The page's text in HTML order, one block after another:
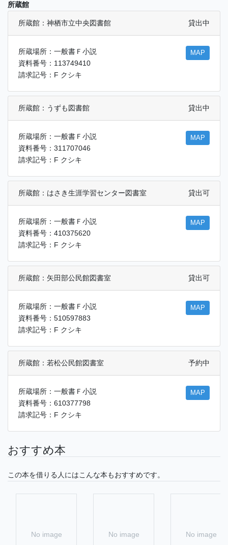
所蔵館
所蔵館：神栖市立中央図書館 貸出中
所蔵場所：一般書Ｆ小説
資料番号：113749410
請求記号：F クシキ
MAP
所蔵館：うずも図書館 貸出中
所蔵場所：一般書Ｆ小説
資料番号：311707046
請求記号：F クシキ
MAP
所蔵館：はさき生涯学習センター図書室 貸出可
所蔵場所：一般書Ｆ小説
資料番号：410375620
請求記号：F クシキ
MAP
所蔵館：矢田部公民館図書室 貸出可
所蔵場所：一般書Ｆ小説
資料番号：510597883
請求記号：F クシキ
MAP
所蔵館：若松公民館図書室 予約中
所蔵場所：一般書Ｆ小説
資料番号：610377798
請求記号：F クシキ
MAP
おすすめ本
この本を借りる人にはこんな本もおすすめです。
No image No image No image